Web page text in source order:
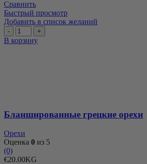
Сравнить
Быстрый просмотр
Добавить в список желаний
Количество
товара
Бланшированные
В корзину
Бланшированные грецкие орехи
Орехи
Оценка 0 из 5
(0)
€20.00KG